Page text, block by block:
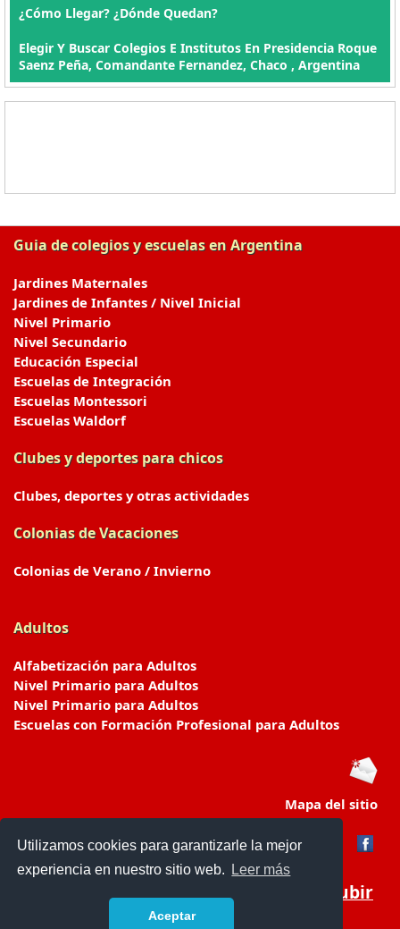
Utilizamos cookies para garantizarle la mejor
experiencia en nuestro sitio web.
Leer más
Aceptar
¿Cómo Llegar? ¿Dónde Quedan?
Elegir Y Buscar Colegios E Institutos En Presidencia Roque
Saenz Peña, Comandante Fernandez, Chaco , Argentina
Guia de colegios y escuelas en Argentina
Jardines Maternales
Jardines de Infantes / Nivel Inicial
Nivel Primario
Nivel Secundario
Educación Especial
Escuelas de Integración
Escuelas Montessori
Escuelas Waldorf
Clubes y deportes para chicos
Clubes, deportes y otras actividades
Colonias de Vacaciones
Colonias de Verano / Invierno
Adultos
Alfabetización para Adultos
Nivel Primario para Adultos
Nivel Primario para Adultos
Escuelas con Formación Profesional para Adultos
Mapa del sitio
Subir